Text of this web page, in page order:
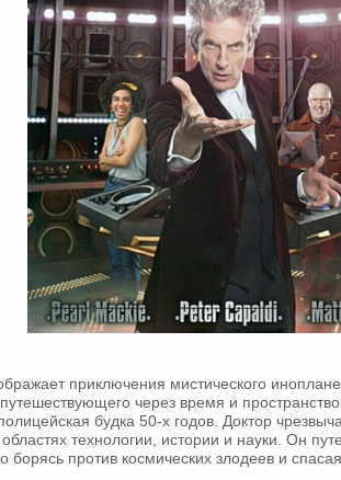
приключения мистического
через время и
будка 50-х годов. Доктор
технологии, истории и науки. Он
борясь против космических злодеев и